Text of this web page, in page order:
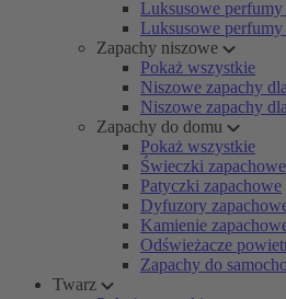
Luksusowe perfumy
Luksusowe perfumy
Zapachy niszowe
Pokaż wszystkie
Niszowe zapachy
Niszowe zapachy
Zapachy do domu
Pokaż wszystkie
Świeczki zapachowe
Patyczki zapachowe
Dyfuzory
Kamienie
Odświeżacze
Zapachy do
Twarz